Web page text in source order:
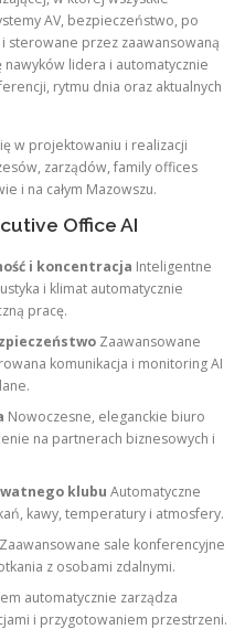
AV, bezpieczeństwo, po
sterowane przez zaawansowaną
nawyków lidera i automatycznie
rytmu dnia oraz aktualnych
w projektowaniu i realizacji
zarządów, family offices
i na całym Mazowszu.
Office AI
i koncentracja Inteligentne
i klimat automatycznie
pracę.
Zaawansowane
komunikacja i monitoring AI
Nowoczesne, eleganckie biuro
na partnerach biznesowych i
klubu Automatyczne
kawy, temperatury i atmosfery.
Zaawansowane sale konferencyjne
z osobami zdalnymi.
automatycznie zarządza
i przygotowaniem przestrzeni.